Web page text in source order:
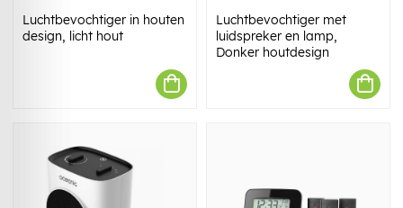
Luchtbevochtiger in houten
design, licht hout
Luchtbevochtiger met
luidspreker en lamp,
Donker houtdesign